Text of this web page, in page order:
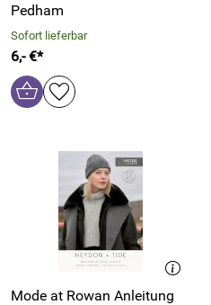
Pedham
Sofort lieferbar
6,- €*
Mode at Rowan Anleitung